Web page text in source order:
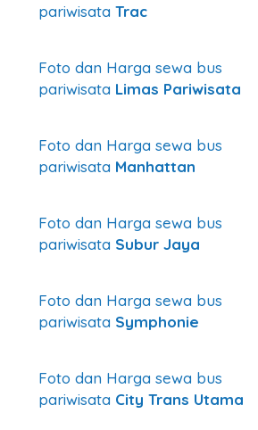
pariwisata Trac
Foto dan Harga sewa bus
pariwisata Limas Pariwisata
Foto dan Harga sewa bus
pariwisata Manhattan
Foto dan Harga sewa bus
pariwisata Subur Jaya
Foto dan Harga sewa bus
pariwisata Symphonie
Foto dan Harga sewa bus
pariwisata City Trans Utama